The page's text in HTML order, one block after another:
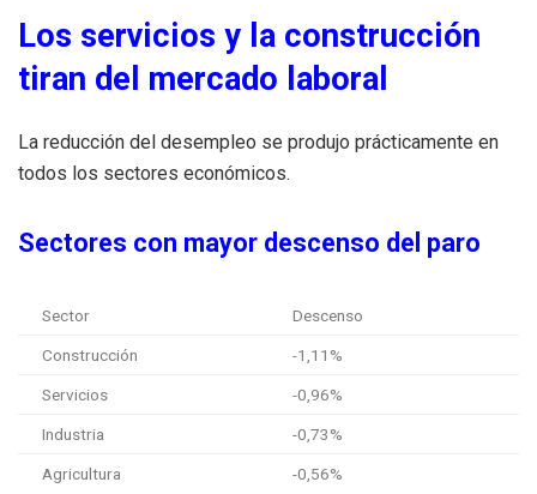
Los servicios y la construcción
tiran del mercado laboral
La reducción del desempleo se produjo prácticamente en
todos los sectores económicos.
Sectores con mayor descenso del paro
Sector Descenso
Construcción -1,11%
Servicios -0,96%
Industria -0,73%
Agricultura -0,56%